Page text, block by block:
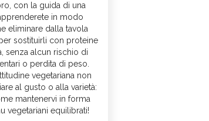
con la guida di una
in modo
eliminare dalla tavola
sostituirli con proteine
senza alcun rischio di
o perdita di peso.
vegetariana non
al gusto o alla varietà:
mantenervi in forma
vegetariani equilibrati!